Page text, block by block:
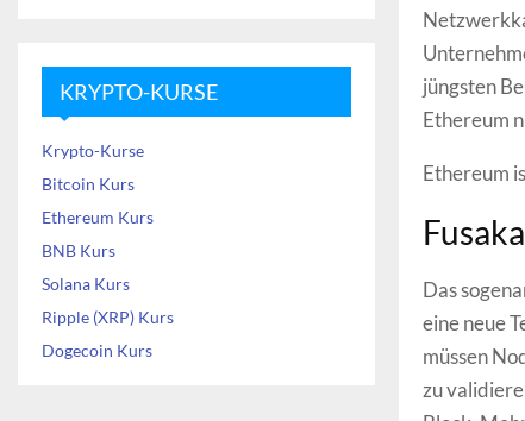
jüngsten
Ethereum
Ethereum
Das
eine neue
müssen
zu
KRYPTO-KURSE
Krypto-Kurse
Bitcoin Kurs
Ethereum Kurs
BNB Kurs
Solana Kurs
Ripple (XRP) Kurs
Dogecoin Kurs